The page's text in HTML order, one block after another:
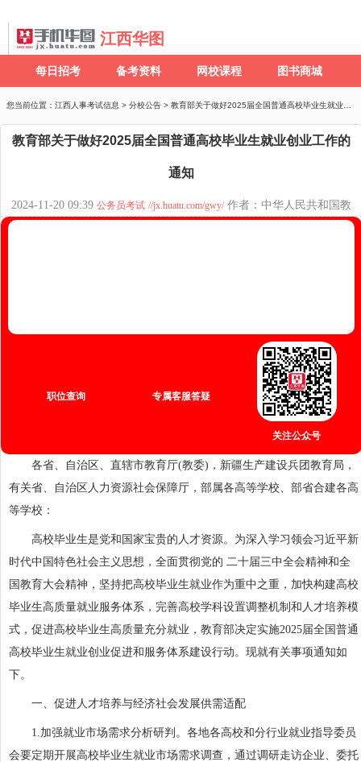
江西华图
每日招考 备考资料 网校课程 图书商城
您当前位置： 江西人事考试信息 > 分校公告 > 教育部关于做好2025届全国普通高校毕业生就业创业工
教育部关于做好2025届全国普通高校毕业生就业创业工作的
通知
2024-11-20 09:39 公务员考试 //jx.huatu.com/gwy/作者：中华人民共和国教
职位查询 专属客服答疑
关注公众号
各省、自治区、直辖市教育厅(教委)，新疆生产建设兵团教育局，
有关省、自治区人力资源社会保障厅，部属各高等学校、部省合建各高
等学校：
高校毕业生是党和国家宝贵的人才资源。为深入学习领会习近平新
时代中国特色社会主义思想，全面贯彻党的 二十届三中全会精神和全
国教育大会精神，坚持把高校毕业生就业作为重中之重，加快构建高校
毕业生高质量就业服务体系，完善高校学科设置调整机制和人才培养模
式，促进高校毕业生高质量充分就业，教育部决定实施2025届全国普通
高校毕业生就业创业促进和服务体系建设行动。现就有关事项通知如
下。
一、促进人才培养与经济社会发展供需适配
1.加强就业市场需求分析研判。各地各高校和分行业就业指导委员
会要定期开展高校毕业生就业市场需求调查，通过调研走访企业、委托